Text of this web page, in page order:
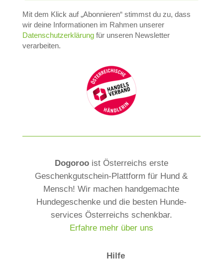
A
l
Mit dem Klick auf „Abonnieren“ stimmst du zu, dass
wir deine Informationen im Rahmen unserer
Datenschutzerklärungfür unseren Newsletter
verarbeiten.
Dogorooist Österreichs erste
Geschenkgutschein-Plattform für Hund &
Mensch! Wir machen handgemachte
Hundegeschenke und die besten Hunde­
services Österreichs schenkbar.
Erfahre mehr über uns
Hilfe